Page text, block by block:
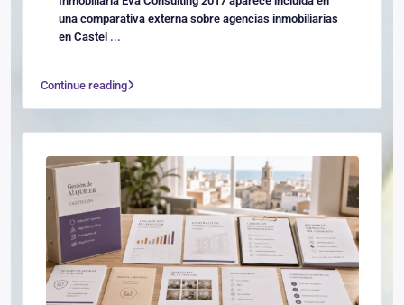
una comparativa externa sobre agencias inmobiliarias
en Castel ...
Continue reading